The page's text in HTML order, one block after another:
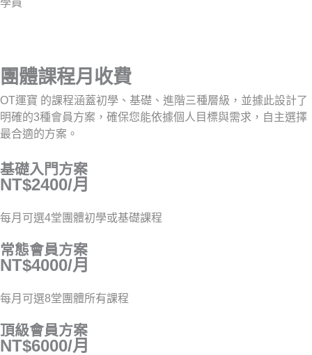
學員
團體課程月收費
OT運寶 的課程涵蓋初學、基礎、進階三種層級，並據此設計了
明確的3種會員方案，確保您能依據個人目標與需求，自主選擇
最合適的方案。
基礎入門方案
NT$2400/月
每月可選4堂團體初學或基礎課程
常態會員方案
NT$4000/月
每月可選8堂團體所有課程
頂級會員方案
NT$6000/月